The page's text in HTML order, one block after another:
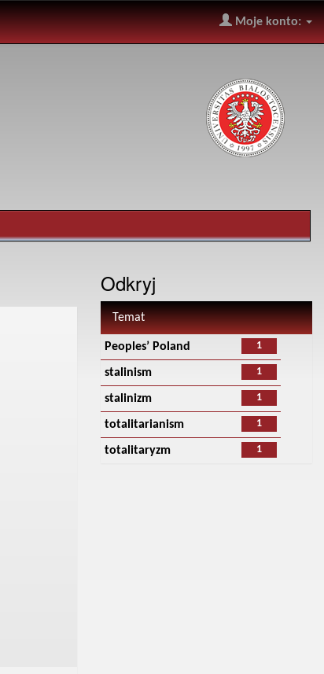
Moje konto:
Odkryj
Temat
1
Peoples’ Poland
1
stalinism
1
stalinizm
1
totalitarianism
1
totalitaryzm